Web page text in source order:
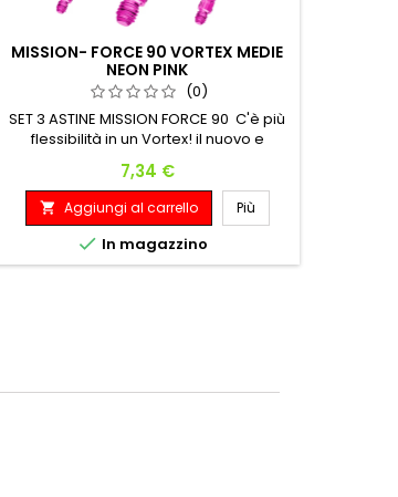
MISSION- FORCE 90 VORTEX MEDIE
NEON PINK
(0)
SET 3 ASTINE MISSION FORCE 90 C'è più
flessibilità in un Vortex! il nuovo e
migliorato sistema di alette e asta
integrato di Mission! Realizzato con
materiali di alta qualità e resistenti, il
Force 90 Vortex manterrà un angolo
perfetto di 90 gradi tra le alette durante
il gioco,Le alette del Force 90 Vortex
Prezzo
7,34 €
 Aggiungi al carrello Più
 In magazzino